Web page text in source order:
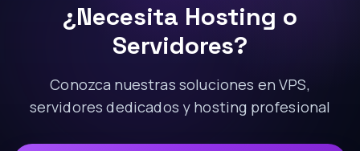
¿Necesita Hosting o
Servidores?
Conozca nuestras soluciones en VPS,
servidores dedicados y hosting profesional